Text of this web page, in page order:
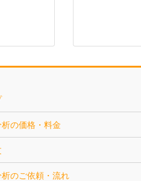
析の価格・料金
析のご依頼・流れ